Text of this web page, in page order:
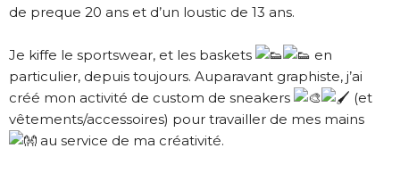
de preque 20 ans et d’un loustic de 13 ans.
Je kiffe le sportswear, et les baskets
en
particulier, depuis toujours. Auparavant graphiste, j’ai
créé mon activité de custom de sneakers
(et
vêtements/accessoires) pour travailler de mes mains
au service de ma créativité.